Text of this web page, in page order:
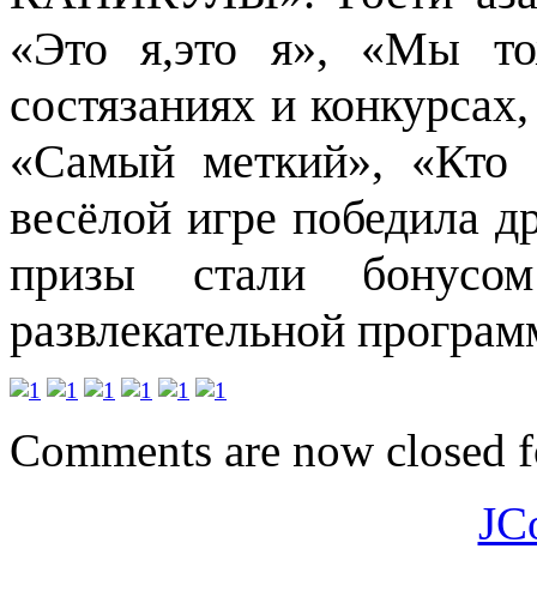
«Это я,это я», «Мы
состязаниях и
«Самый меткий»,
весёлой игре победила
призы стали
развлекательной
Comments are now closed